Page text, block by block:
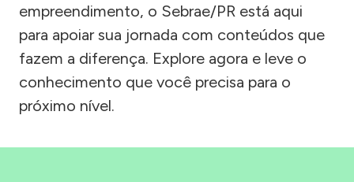
empreendimento, o Sebrae/PR está aqui
para apoiar sua jornada com conteúdos que
fazem a diferença. Explore agora e leve o
conhecimento que você precisa para o
próximo nível.